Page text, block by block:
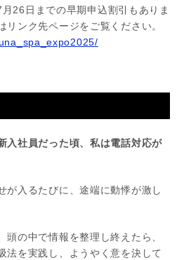
26日までの早期申込割引もありま
リンク先ページをご覧ください。
入社員だった頃、私は電話対応が
が入るたびに、途端に動悸が激し
頭の中で情報を整理し終えたら、
法を実践し、ようやく意を決して